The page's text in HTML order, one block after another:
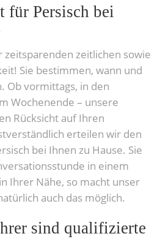
für Persisch bei
zeitsparenden zeitlichen sowie
Sie bestimmen, wann und
Ob vormittags, in den
Wochenende – unsere
Rücksicht auf Ihren
erteilen wir den
bei Ihnen zu Hause. Sie
in einem
Ihrer Nähe, so macht unser
auch das möglich.
sind qualifizierte